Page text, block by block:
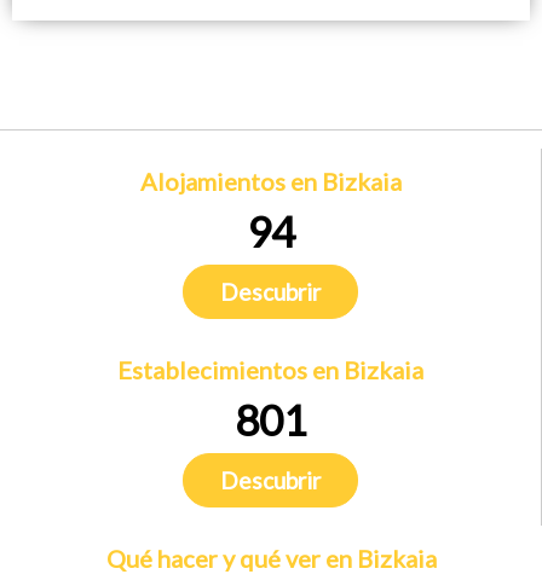
Alojamientos en Bizkaia
94
Descubrir
Establecimientos en Bizkaia
801
Descubrir
Qué hacer y qué ver en Bizkaia